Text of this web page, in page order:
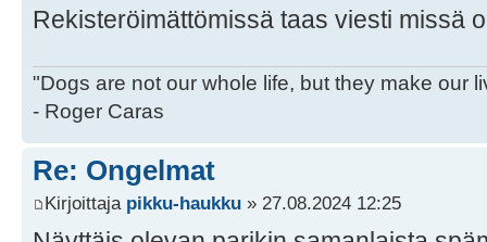
Rekisteröimättömissä taas viesti missä
"Dogs are not our whole life, but they make our
- Roger Caras
Re: Ongelmat
Kirjoittaja pikku-haukku » 27.08.2024 12:25